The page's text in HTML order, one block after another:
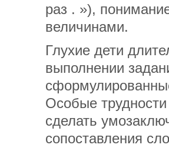
раз . »),
величинами.
Глухие дети
выполнении
Особые
сделать
сопоставления